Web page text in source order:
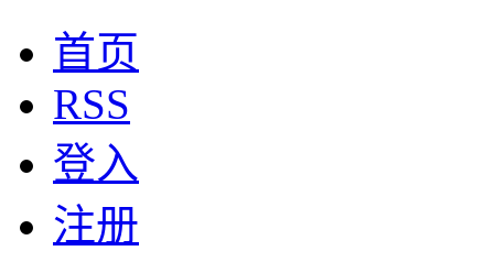
首页
RSS
登入
注册